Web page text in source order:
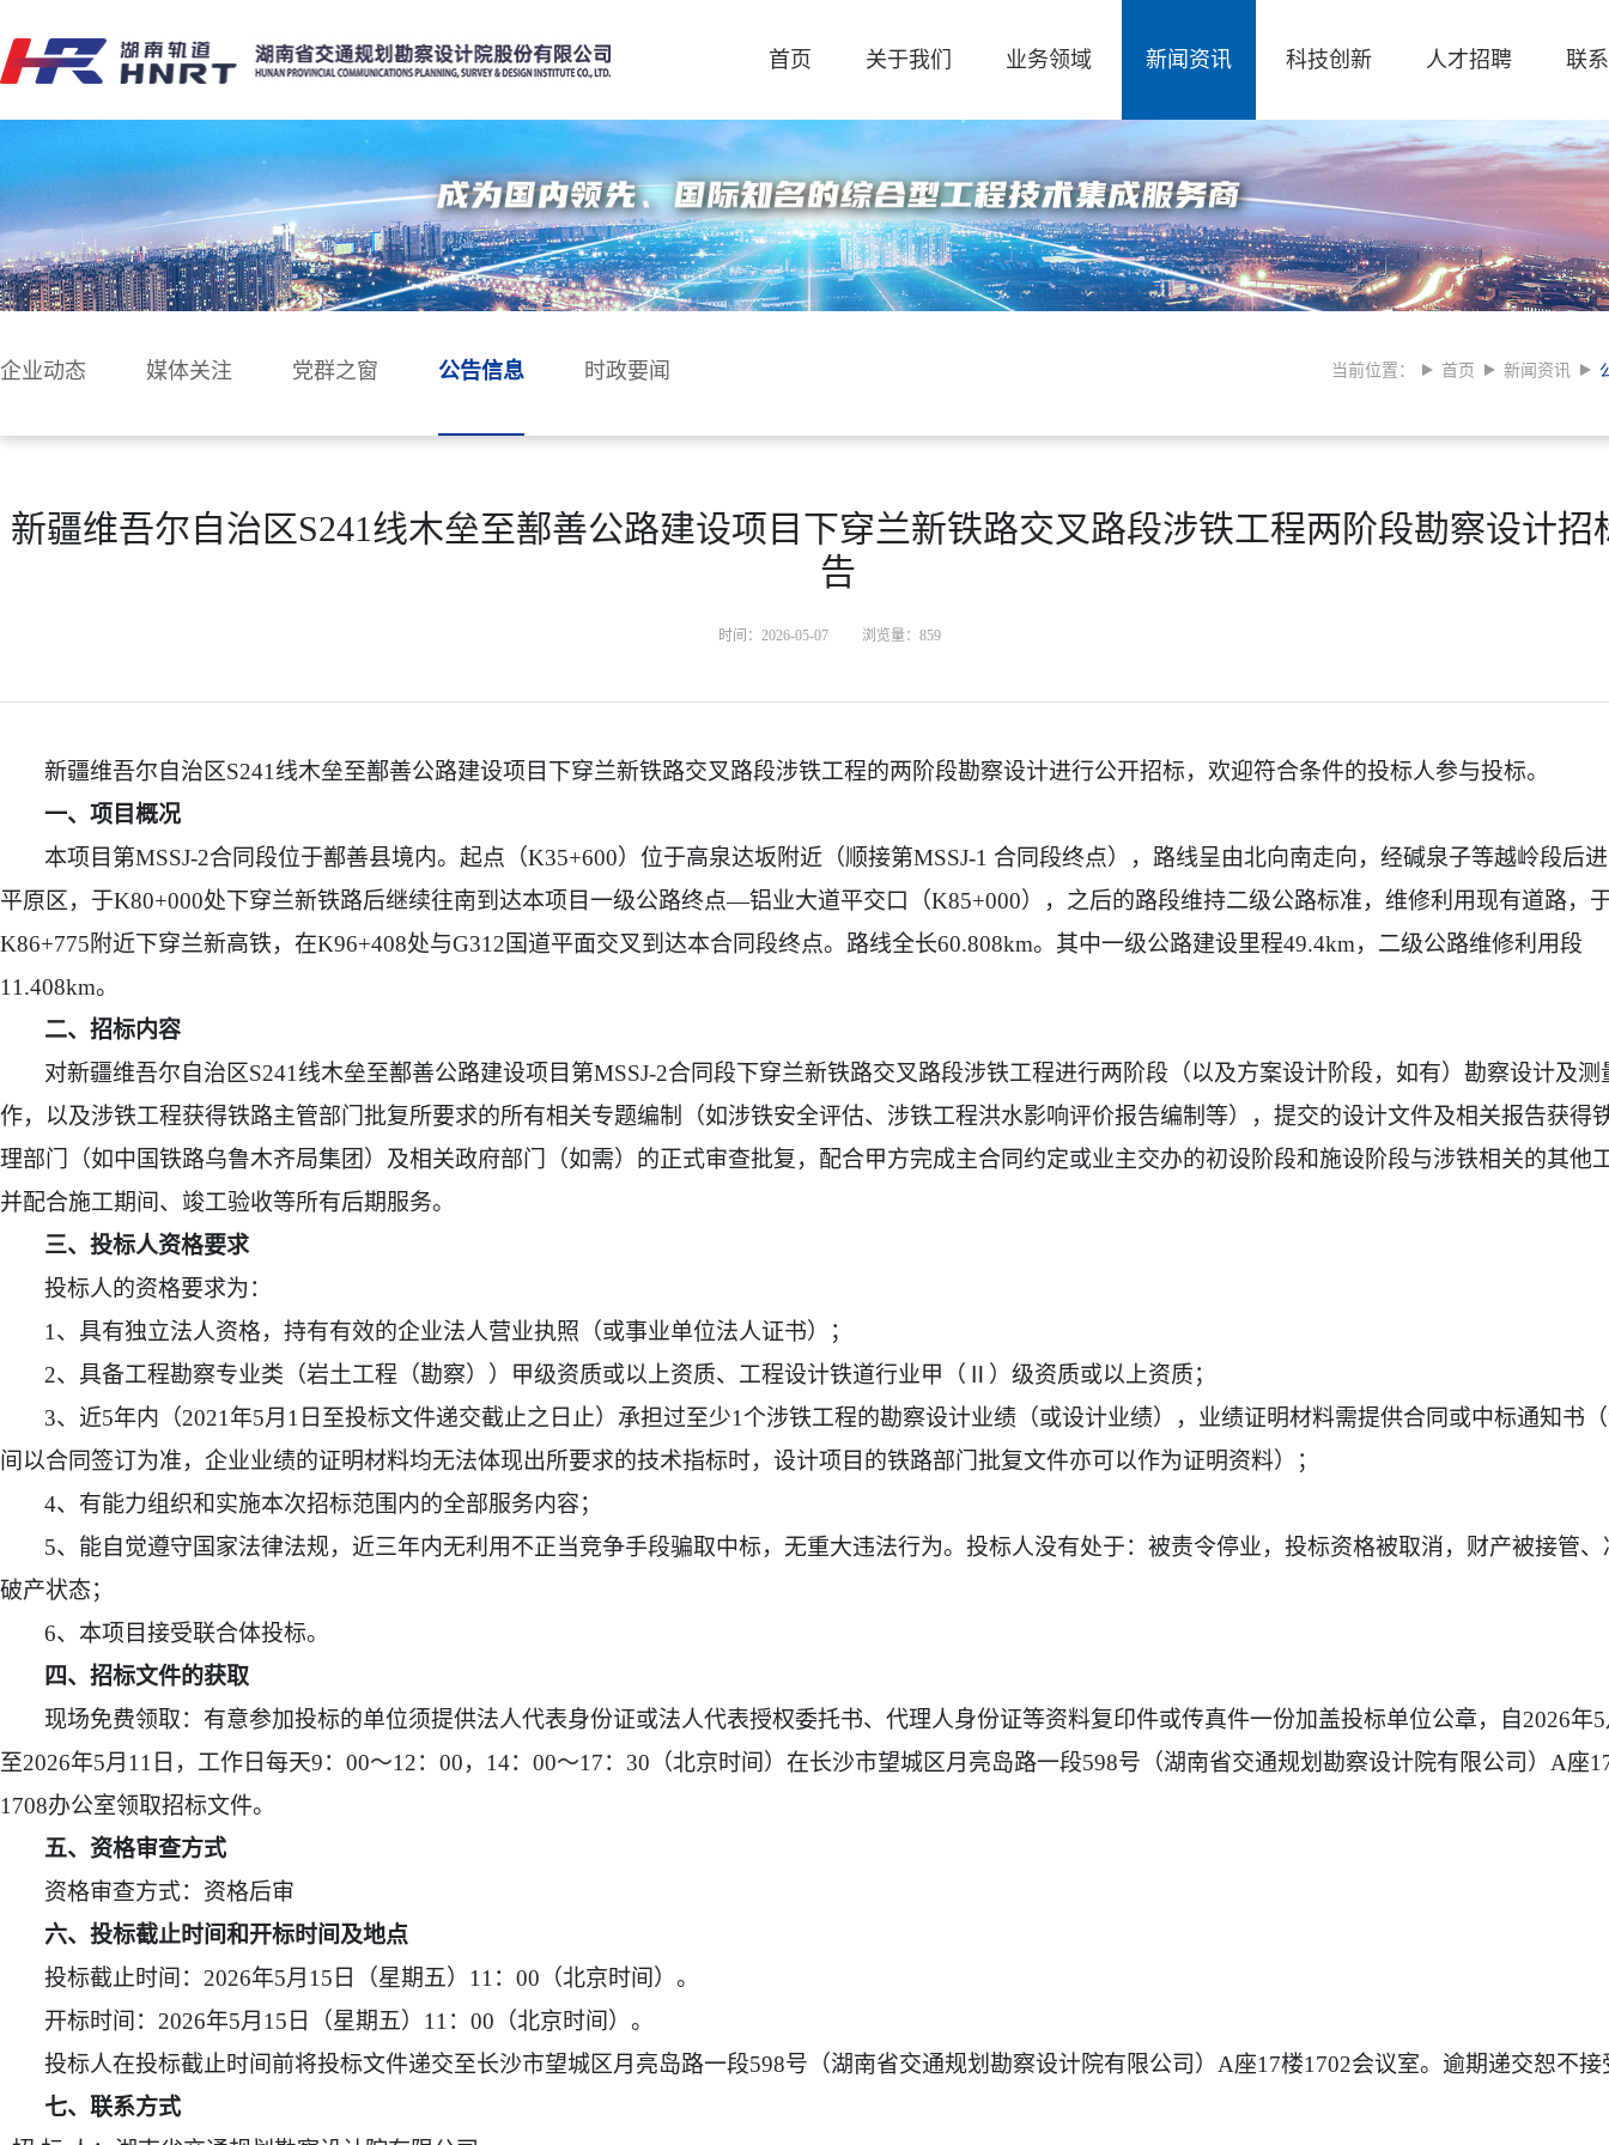
首页 关于我们 业务领域 新闻资讯 科技创新 人才招聘 联
企业动态 媒体关注 党群之窗 公告信息 时政要闻 当前位置： 首页 新闻资讯
新疆维吾尔自治区S241线木垒至鄯善公路建设项目下穿兰新铁路交叉路段涉铁工程两阶段勘察设计招
告
时间：2026-05-07 浏览量： 859
新疆维吾尔自治区S241线木垒至鄯善公路建设项目下穿兰新铁路交叉路段涉铁工程的两阶段勘察设计进行公开招标，欢迎符合条件的投标人参与投标。
一、项目概况
本项目第MSSJ-2合同段位于鄯善县境内。起点（K35+600）位于高泉达坂附近（顺接第MSSJ-1 合同段终点），路线呈由北向南走向，经碱泉子等越岭段后
平原区，于K80+000处下穿兰新铁路后继续往南到达本项目一级公路终点—铝业大道平交口（K85+000），之后的路段维持二级公路标准，维修利用现有道路，
K86+775附近下穿兰新高铁，在K96+408处与G312国道平面交叉到达本合同段终点。路线全长60.808km。其中一级公路建设里程49.4km，二级公路维修利用段
11.408km。
二、招标内容
对新疆维吾尔自治区S241线木垒至鄯善公路建设项目第MSSJ-2合同段下穿兰新铁路交叉路段涉铁工程进行两阶段（以及方案设计阶段，如有）勘察设计及测
作，以及涉铁工程获得铁路主管部门批复所要求的所有相关专题编制（如涉铁安全评估、涉铁工程洪水影响评价报告编制等），提交的设计文件及相关报告获得
理部门（如中国铁路乌鲁木齐局集团）及相关政府部门（如需）的正式审查批复，配合甲方完成主合同约定或业主交办的初设阶段和施设阶段与涉铁相关的其他
并配合施工期间、竣工验收等所有后期服务。
三、投标人资格要求
投标人的资格要求为：
1、具有独立法人资格，持有有效的企业法人营业执照（或事业单位法人证书）；
2、具备工程勘察专业类（岩土工程（勘察））甲级资质或以上资质、工程设计铁道行业甲（Ⅱ）级资质或以上资质；
3、近5年内（2021年5月1日至投标文件递交截止之日止）承担过至少1个涉铁工程的勘察设计业绩（或设计业绩），业绩证明材料需提供合同或中标通知书
间以合同签订为准，企业业绩的证明材料均无法体现出所要求的技术指标时，设计项目的铁路部门批复文件亦可以作为证明资料）；
4、有能力组织和实施本次招标范围内的全部服务内容；
5、能自觉遵守国家法律法规，近三年内无利用不正当竞争手段骗取中标，无重大违法行为。投标人没有处于：被责令停业，投标资格被取消，财产被接管、
破产状态；
6、本项目接受联合体投标。
四、招标文件的获取
现场免费领取：有意参加投标的单位须提供法人代表身份证或法人代表授权委托书、代理人身份证等资料复印件或传真件一份加盖投标单位公章，自2026年
至2026年5月11日，工作日每天9：00～12：00，14：00～17：30（北京时间）在长沙市望城区月亮岛路一段598号（湖南省交通规划勘察设计院有限公司）A座
1708办公室领取招标文件。
五、资格审查方式
资格审查方式：资格后审
六、投标截止时间和开标时间及地点
投标截止时间：2026年5月15日（星期五）11：00（北京时间）。
开标时间：2026年5月15日（星期五）11：00（北京时间）。
投标人在投标截止时间前将投标文件递交至长沙市望城区月亮岛路一段598号（湖南省交通规划勘察设计院有限公司）A座17楼1702会议室。逾期递交恕不
七、联系方式